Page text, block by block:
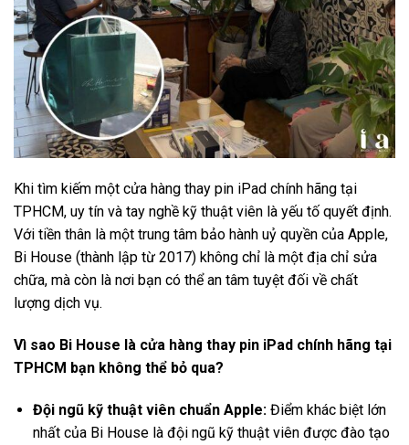
Khi tìm kiếm một cửa hàng thay pin iPad chính hãng tại
TPHCM, uy tín và tay nghề kỹ thuật viên là yếu tố quyết định.
Với tiền thân là một trung tâm bảo hành uỷ quyền của Apple,
Bi House (thành lập từ 2017) không chỉ là một địa chỉ sửa
chữa, mà còn là nơi bạn có thể an tâm tuyệt đối về chất
lượng dịch vụ.
Vì sao Bi House là cửa hàng thay pin iPad chính hãng tại
TPHCM bạn không thể bỏ qua?
Đội ngũ kỹ thuật viên chuẩn Apple: Điểm khác biệt lớn
nhất của Bi House là đội ngũ kỹ thuật viên được đào tạo